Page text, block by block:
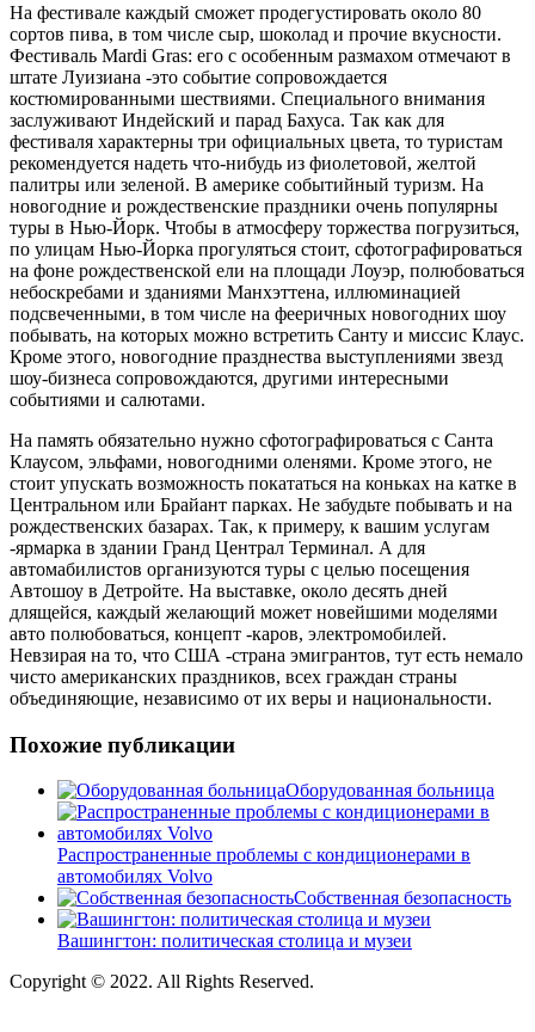
На фестивале каждый сможет продегустировать около 80
сортов пива, в том числе сыр, шоколад и прочие вкусности.
Фестиваль Mardi Gras: его с особенным размахом отмечают в
штате Луизиана -это событие сопровождается
костюмированными шествиями. Специального внимания
заслуживают Индейский и парад Бахуса. Так как для
фестиваля характерны три официальных цвета, то туристам
рекомендуется надеть что-нибудь из фиолетовой, желтой
палитры или зеленой. В америке событийный туризм. На
новогодние и рождественские праздники очень популярны
туры в Нью-Йорк. Чтобы в атмосферу торжества погрузиться,
по улицам Нью-Йорка прогуляться стоит, сфотографироваться
на фоне рождественской ели на площади Лоуэр, полюбоваться
небоскребами и зданиями Манхэттена, иллюминацией
подсвеченными, в том числе на фееричных новогодних шоу
побывать, на которых можно встретить Санту и миссис Клаус.
Кроме этого, новогодние празднества выступлениями звезд
шоу-бизнеса сопровождаются, другими интересными
событиями и салютами.
На память обязательно нужно сфотографироваться с Санта
Клаусом, эльфами, новогодними оленями. Кроме этого, не
стоит упускать возможность покататься на коньках на катке в
Центральном или Брайант парках. Не забудьте побывать и на
рождественских базарах. Так, к примеру, к вашим услугам
-ярмарка в здании Гранд Централ Терминал. А для
автомабилистов организуются туры с целью посещения
Автошоу в Детройте. На выставке, около десять дней
длящейся, каждый желающий может новейшими моделями
авто полюбоваться, концепт -каров, электромобилей.
Невзирая на то, что США -страна эмигрантов, тут есть немало
чисто американских праздников, всех граждан страны
объединяющие, независимо от их веры и национальности.
Похожие публикации
Оборудованная больница
Распространенные проблемы с кондиционерами в
автомобилях Volvo
Собственная безопасность
Вашингтон: политическая столица и музеи
Copyright © 2022. All Rights Reserved.